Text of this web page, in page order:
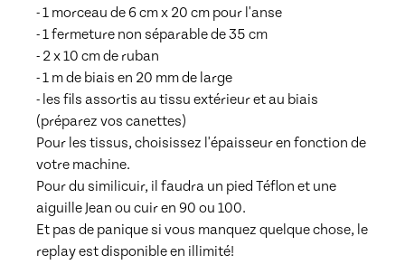
- 1 morceau de 6 cm x 20 cm pour l'anse
- 1 fermeture non séparable de 35 cm
- 2 x 10 cm de ruban
- 1 m de biais en 20 mm de large
- les fils assortis au tissu extérieur et au biais
(préparez vos canettes)
Pour les tissus, choisissez l'épaisseur en fonction de
votre machine.
Pour du similicuir, il faudra un pied Téflon et une
aiguille Jean ou cuir en 90 ou 100.
Et pas de panique si vous manquez quelque chose, le
replay est disponible en illimité!